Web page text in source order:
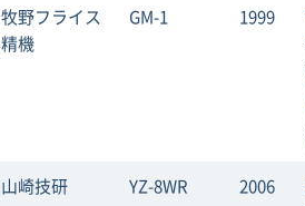
牧野フライス
精機
GM-1 1999
山崎技研 YZ-8WR 2006